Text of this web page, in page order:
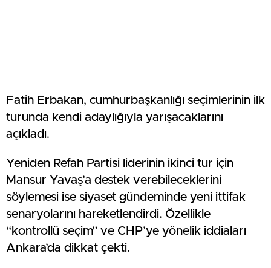
Fatih Erbakan, cumhurbaşkanlığı seçimlerinin ilk
turunda kendi adaylığıyla yarışacaklarını
açıkladı.
Yeniden Refah Partisi liderinin ikinci tur için
Mansur Yavaş’a destek verebileceklerini
söylemesi ise siyaset gündeminde yeni ittifak
senaryolarını hareketlendirdi. Özellikle
“kontrollü seçim” ve CHP’ye yönelik iddiaları
Ankara’da dikkat çekti.